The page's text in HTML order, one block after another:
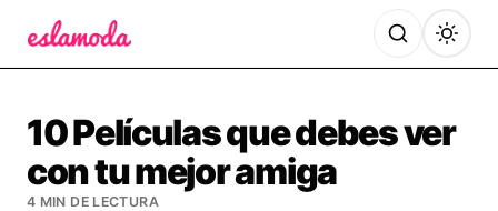
10 Películas que debes ver
con tu mejor amiga
4 MIN DE LECTURA